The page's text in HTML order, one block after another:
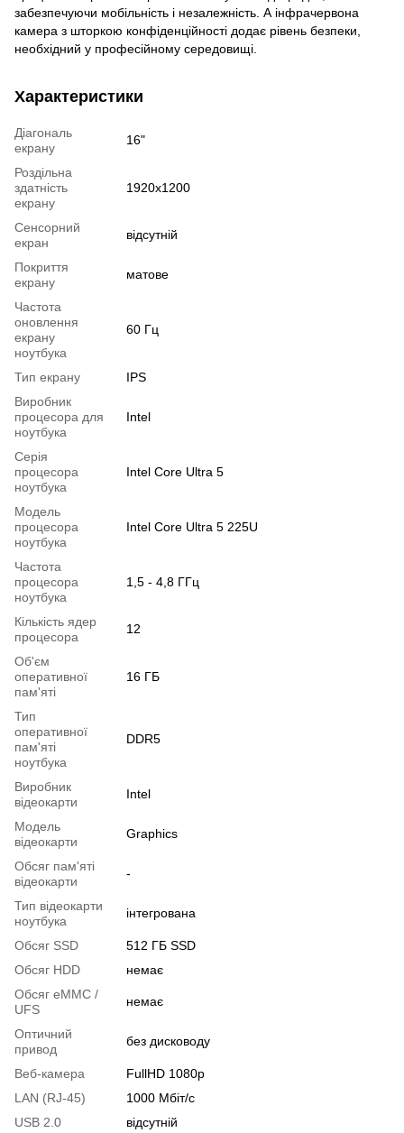
забезпечуючи мобільність і незалежність. А інфрачервона
камера з шторкою конфіденційності додає рівень безпеки,
необхідний у професійному середовищі.
Характеристики
Діагональ
екрану
16"
Роздільна
здатність
екрану
1920x1200
Сенсорний
екран
відсутній
Покриття
екрану
матове
Частота
оновлення
екрану
ноутбука
60 Гц
Тип екрану
IPS
Виробник
процесора для
ноутбука
Intel
Серія
процесора
ноутбука
Intel Core Ultra 5
Модель
процесора
ноутбука
Intel Core Ultra 5 225U
Частота
процесора
ноутбука
1,5 - 4,8 ГГц
Кількість ядер
процесора
12
Об'єм
оперативної
пам'яті
16 ГБ
Тип
оперативної
пам'яті
ноутбука
DDR5
Виробник
відеокарти
Intel
Модель
відеокарти
Graphics
Обсяг пам'яті
відеокарти
-
Тип відеокарти
ноутбука
інтегрована
Обсяг SSD
512 ГБ SSD
Обсяг HDD
немає
Обсяг eMMC /
UFS
немає
Оптичний
привод
без дисководу
Веб-камера
FullHD 1080p
LAN (RJ-45)
1000 Мбіт/с
USB 2.0
відсутній